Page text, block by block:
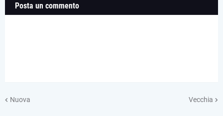
Posta un commento
Nuova Vecchia